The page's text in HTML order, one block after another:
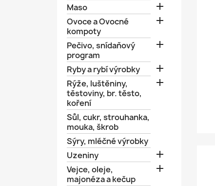
Maso

Ovoce a Ovocné
kompoty

Pečivo, snídaňový
program

Ryby a rybí výrobky 
Rýže, luštěniny,
těstoviny, br. těsto,
koření

Sůl, cukr, strouhanka,
mouka, škrob
Sýry, mléčné výrobky
Uzeniny

Vejce, oleje,
majonéza a kečup
